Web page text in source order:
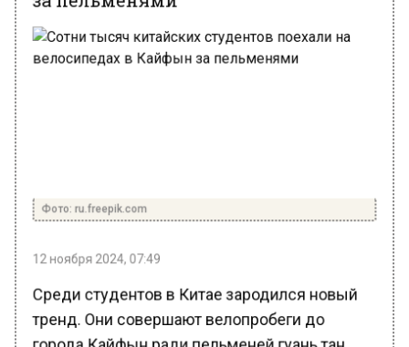
Среди студентов в Китае зародился новый
тренд. Они совершают велопробеги до
города Кайфын ради пельменей гуань тан